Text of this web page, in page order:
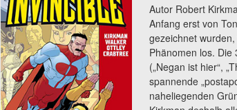
Autor Robert
Anfang erst von
gezeichnet
Phänomen los.
(„Negan ist hier“,
spannende
naheliegenden